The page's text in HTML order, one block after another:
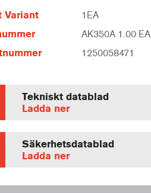
Variant 1EA
AK350A 1.00 EA
1250058471
Tekniskt datablad
Ladda ner
Säkerhetsdatablad
Ladda ner